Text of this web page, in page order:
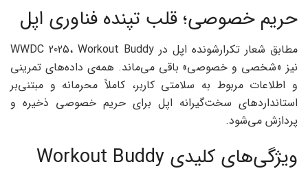
حریم خصوصی؛ قلب تپنده فناوری اپل
مطابق شعار تکرارشونده اپل در WWDC 2025، Workout Buddy
نیز «شخصی و خصوصی» باقی می‌ماند. همه‌ی داده‌های تمرینی
و اطلاعات مربوط به سلامتی کاربر، کاملاً محرمانه و مبتنی‌بر
استانداردهای سخت‌گیرانه اپل برای حریم خصوصی ذخیره و
پردازش می‌شود.
ویژگی‌های کلیدی Workout Buddy